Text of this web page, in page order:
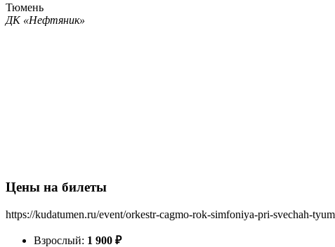
Тюмень
ДК «Нефтяник»
Цены на билеты
https://kudatumen.ru/event/orkestr-cagmo-rok-simfoniya-pri-svechah-
Взрослый: 1 900 ₽